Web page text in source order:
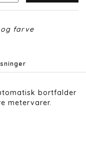
farve
bortfalder
metervarer.